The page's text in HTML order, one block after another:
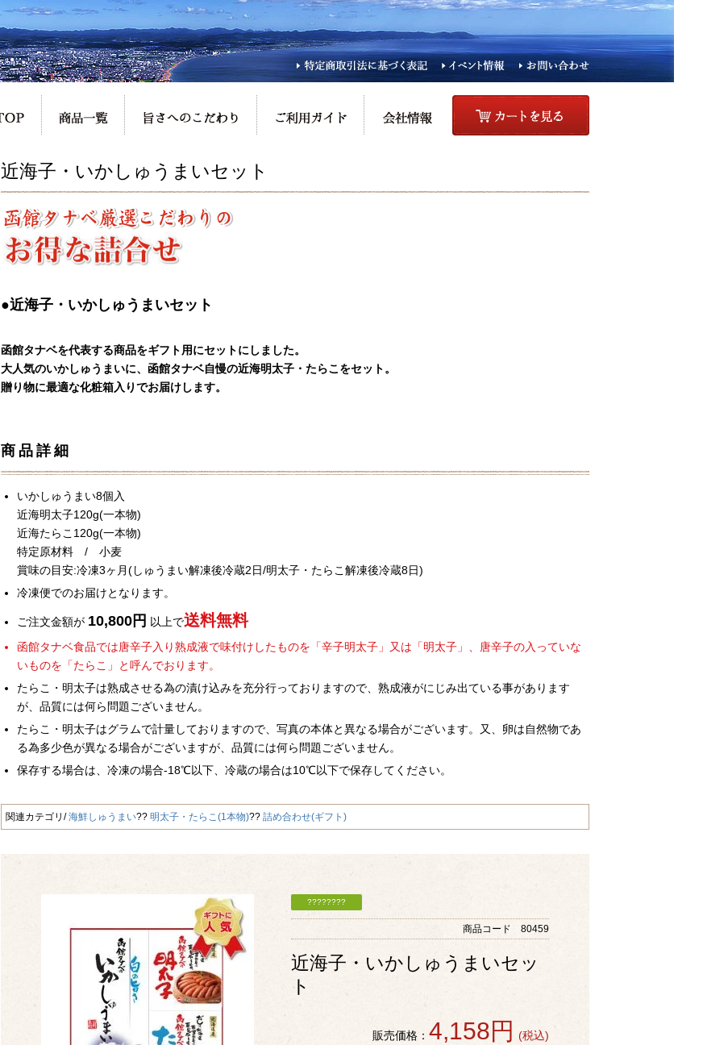
近海子・いかしゅうまいセット
●近海子・いかしゅうまいセット
函館タナベを代表する商品をギフト用にセットにしました。
大人気のいかしゅうまいに、函館タナベ自慢の近海明太子・たらこをセット。
贈り物に最適な化粧箱入りでお届けします。
商品詳細
いかしゅうまい8個入
近海明太子120g(一本物)
近海たらこ120g(一本物)
特定原材料 / 小麦
賞味の目安:冷凍3ヶ月(しゅうまい解凍後冷蔵2日/明太子・たらこ解凍後冷蔵8日)
冷凍便でのお届けとなります。
ご注文金額が 10,800円 以上で送料無料
函館タナベ食品では唐辛子入り熟成液で味付けしたものを「辛子明太子」又は「明太子」、唐辛子の入っていな
いものを「たらこ」と呼んでおります。
たらこ・明太子は熟成させる為の漬け込みを充分行っておりますので、熟成液がにじみ出ている事があります
が、品質には何ら問題ございません。
たらこ・明太子はグラムで計量しておりますので、写真の本体と異なる場合がございます。又、卵は自然物であ
る為多少色が異なる場合がございますが、品質には何ら問題ございません。
保存する場合は、冷凍の場合-18℃以下、冷蔵の場合は10℃以下で保存してください。
関連カテゴリ 海鮮しゅうまい 明太子・たらこ(1本物) 詰め合わせ(ギフト)
商品コード 80459
近海子・いかしゅうまいセッ
ト
販売価格： 4,158円 (税込)